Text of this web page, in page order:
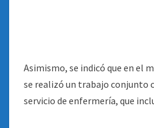
Asimismo, se indicó que en el
se realizó un trabajo conjunto
servicio de enfermería, que